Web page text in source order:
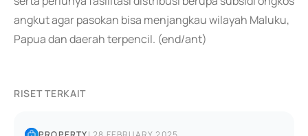
angkut agar pasokan bisa menjangkau wilayah Maluku,
Papua dan daerah terpencil. (end/ant)
RISET TERKAIT